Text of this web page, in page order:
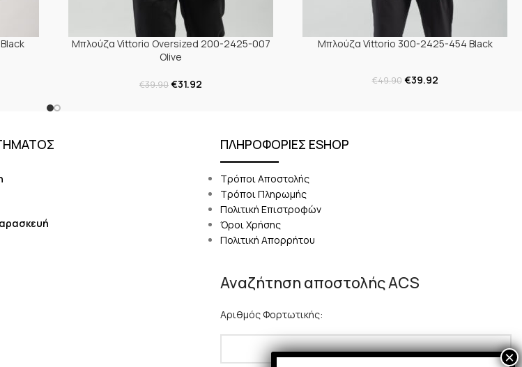
Μπλούζα Vittorio Oversized 200-2425-007
Olive
€39.90€31.92
Μπλούζα Vittorio 300-2425-454 Black
€49.90 €39.92
ΠΛΗΡΟΦΟΡΙΕΣ ESHOP
Τρόποι Αποστολής
Τρόποι Πληρωμής
Πολιτική Επιστροφών
Όροι Χρήσης
Πολιτική Απορρήτου
Αναζήτηση αποστολής ACS
Αριθμός Φορτωτικής: